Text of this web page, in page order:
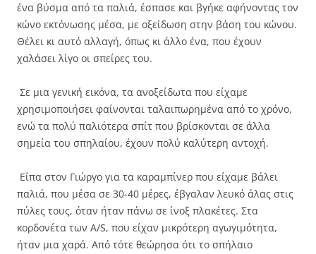
ένα βύσμα από τα παλιά, έσπασε και βγήκε αφήνοντας τον
κώνο εκτόνωσης μέσα, με οξείδωση στην βάση του κώνου.
Θέλει κι αυτό αλλαγή, όπως κι άλλο ένα, που έχουν
χαλάσει λίγο οι σπείρες του.
Σε μια γενική εικόνα, τα ανοξείδωτα που είχαμε
χρησιμοποιήσει φαίνονται ταλαιπωρημένα από το χρόνο,
ενώ τα πολύ παλιότερα σπίτ που βρίσκονται σε άλλα
σημεία του σπηλαίου, έχουν πολύ καλύτερη αντοχή.
Είπα στον Γιώργο για τα καραμπίνερ που είχαμε βάλει
παλιά, που μέσα σε 30-40 μέρες, έβγαλαν λευκό άλας στις
πύλες τους, όταν ήταν πάνω σε ίνοξ πλακέτες. Στα
κορδονέτα των A/S, που είχαν μικρότερη αγωγιμότητα,
ήταν μια χαρά. Από τότε θεώρησα ότι το σπήλαιο